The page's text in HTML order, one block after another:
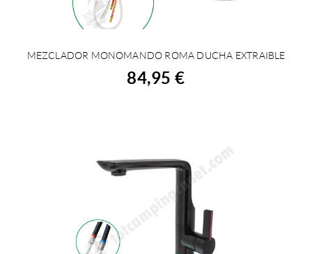
COMPRAR
MEZCLADOR MONOMANDO ROMA DUCHA EXTRAIBLE
84,95 €